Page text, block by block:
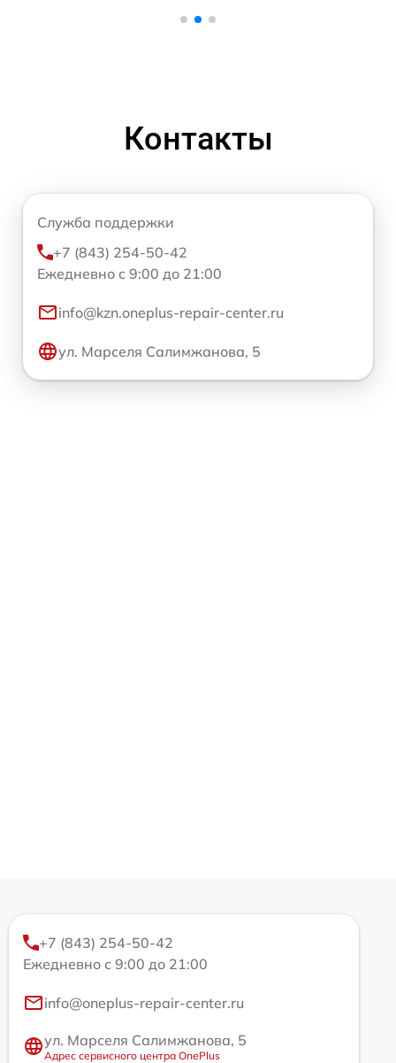
Контакты
Служба поддержки
+7 (843) 254-50-42
Ежедневно с 9:00 до 21:00
info@kzn.oneplus-repair-center.ru
ул. Марселя Салимжанова, 5
+7 (843) 254-50-42
Ежедневно с 9:00 до 21:00
info@oneplus-repair-center.ru
ул. Марселя Салимжанова, 5
Адрес сервисного центра OnePlus